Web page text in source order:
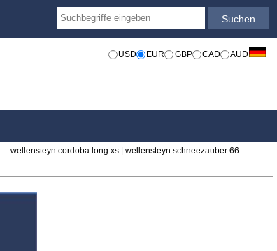
USD EUR GBP CAD AUD
:: wellensteyn cordoba long xs | wellensteyn schneezauber 66